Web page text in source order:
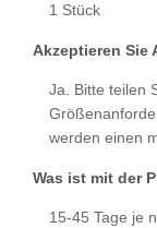
1 Stück
Akzeptieren Sie
Ja. Bitte teilen
werden einen
Was ist mit der
15-45 Tage je